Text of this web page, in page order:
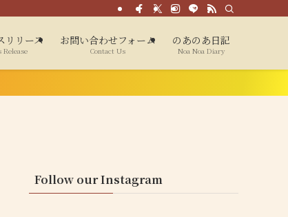
リリース
Release
お問い合わせフォーム
Contact Us
のあのあ日記
Noa Noa Diary
Follow our Instagram